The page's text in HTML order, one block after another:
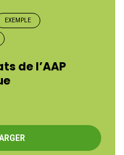
EXEMPLE
de l’AAP